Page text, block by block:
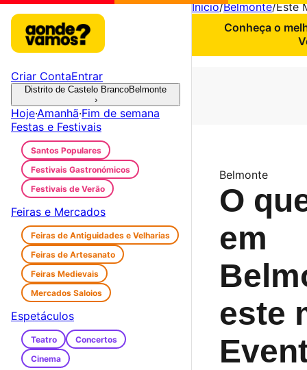
Início/Belmonte/Este
Conheça o
Belmonte
O
em
este
Criar ContaEntrar
Distrito de Castelo BrancoBelmonte
›
Hoje·Amanhã·Fim de semana
Festas e Festivais
Santos Populares
Festivais Gastronómicos
Festivais de Verão
Feiras e Mercados
Feiras de Antiguidades e Velharias
Feiras de Artesanato
Feiras Medievais
Mercados Saloios
Espetáculos
Teatro
Concertos
Cinema